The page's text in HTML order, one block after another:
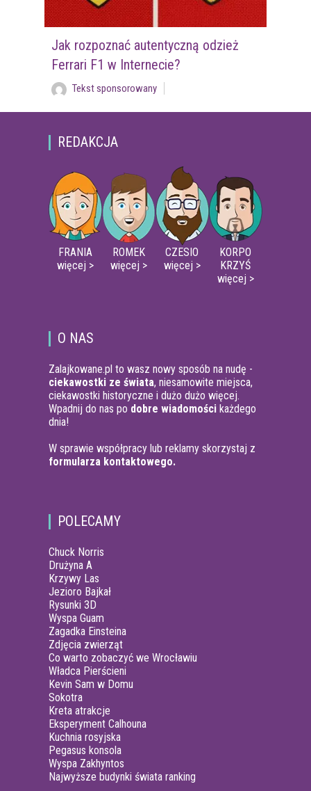
Jak rozpoznać autentyczną odzież
Ferrari F1 w Internecie?
Tekst sponsorowany
REDAKCJA
FRANIA
więcej >
ROMEK
więcej >
CZESIO
więcej >
KORPO
KRZYŚ
więcej >
O NAS
Zalajkowane.pl to wasz nowy sposób na nudę -
ciekawostki ze świata, niesamowite miejsca,
ciekawostki historyczne i dużo dużo więcej.
Wpadnij do nas po dobre wiadomości każdego
dnia!
W sprawie współpracy lub reklamy skorzystaj z
formularza kontaktowego.
POLECAMY
Chuck Norris
Drużyna A
Krzywy Las
Jezioro Bajkał
Rysunki 3D
Wyspa Guam
Zagadka Einsteina
Zdjęcia zwierząt
Co warto zobaczyć we Wrocławiu
Władca Pierścieni
Kevin Sam w Domu
Sokotra
Kreta atrakcje
Eksperyment Calhouna
Kuchnia rosyjska
Pegasus konsola
Wyspa Zakhyntos
Najwyższe budynki świata ranking